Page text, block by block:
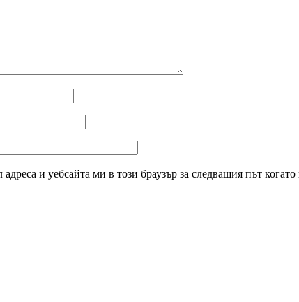
и уебсайта ми в този браузър за следващия път